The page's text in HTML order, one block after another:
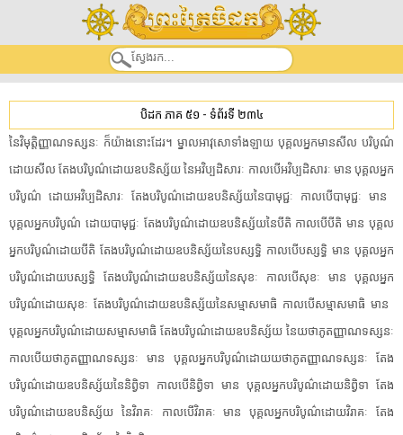
បិដក ភាគ ៥១ - ទំព័រទី ២៣៤
​នៃ​វិមុត្តិ​ញ្ញាណ​ទស្សនៈ​ ​ក៏​យ៉ាងនោះ​ដែរ​។​ ​ម្នាល​អាវុសោ​ទាំងឡាយ​ ​បុគ្គល​អ្នកមានសីល​ ​បរិបូណ៌​
ដោយ​សីល​ ​តែង​បរិបូណ៌​ដោយ​ឧបនិស្ស័យ​ ​នៃ​អ​វិប្បដិសារៈ​ ​កាលបើ​អ​វិប្បដិសារៈ​ ​មាន​ ​បុគ្គល​អ្នក​
បរិបូណ៌​ ​ដោយ​អ​វិប្បដិសារៈ​ ​តែង​បរិបូណ៌​ដោយ​ឧបនិស្ស័យ​នៃ​បា​មុ​ជ្ជៈ​ ​កាលបើ​បា​មុ​ជ្ជៈ​ ​មាន​ ​
បុគ្គល​អ្នក​បរិបូណ៌​ ​ដោយ​បា​មុ​ជ្ជៈ​ ​តែង​បរិបូណ៌​ដោយ​ឧបនិស្ស័យ​នៃ​បីតិ​ ​កាលបើ​បីតិ​ ​មាន​ ​បុគ្គល​
អ្នក​បរិបូណ៌​ដោយ​បីតិ​ ​តែង​បរិបូណ៌​ដោយ​ឧប​និស្ស័យ​នៃ​បស្ស​ទ្ធិ​ ​កា​លបើបស្ស​ទ្ធិ​ ​មាន​ ​បុគ្គល​អ្នក​
បរិបូណ៌​ដោយ​បស្ស​ទ្ធិ​ ​តែង​បរិបូណ៌​ដោយ​ឧបនិស្ស័យ​នៃ​សុខៈ​ ​កាលបើ​សុខៈ​ ​មាន​ ​បុគ្គល​អ្នក​
បរិបូណ៌​ដោយ​សុខៈ​ ​តែង​បរិបូណ៌​ដោយ​ឧបនិស្ស័យ​នៃ​សម្មាសមាធិ​ ​កាលបើ​សម្មាសមាធិ​ ​មាន​ ​
បុគ្គល​អ្នក​បរិបូណ៌​ដោយ​សម្មាសមាធិ​ ​តែង​បរិបូណ៌​ដោយ​ឧបនិស្ស័យ​ ​នៃ​យថាភូត​ញ្ញាណ​ទស្សនៈ​
​កាលបើ​យថាភូត​ញ្ញាណ​ទស្សនៈ​ ​មាន​ ​បុគ្គល​អ្នក​បរិបូណ៌​ដោយ​យថាភូត​ញ្ញាណ​ទស្សនៈ​ ​តែង​
បរិបូណ៌​ដោយ​ឧបនិស្ស័យ​នៃ​និ​ព្វិ​ទា​ ​កាលបើ​និ​ព្វិ​ទា​ ​មាន​ ​បុគ្គល​អ្នក​បរិបូណ៌​ដោយ​និ​ព្វិ​ទា​ ​តែង​
បរិបូណ៌​ដោយ​ឧបនិស្ស័យ​ ​នៃ​វិ​រាគៈ​ ​កាលបើ​វិ​រាគៈ​ ​មាន​ ​បុគ្គល​អ្នក​បរិបូណ៌​ដោយ​វិ​រាគៈ​ ​តែង​